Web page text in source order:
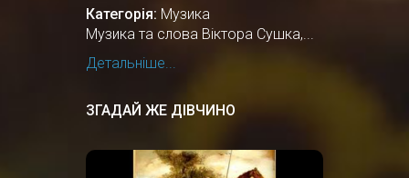
Категорія: Музика
Музика та слова Віктора Сушка,...
Детальніше...
ЗГАДАЙ ЖЕ ДІВЧИНО